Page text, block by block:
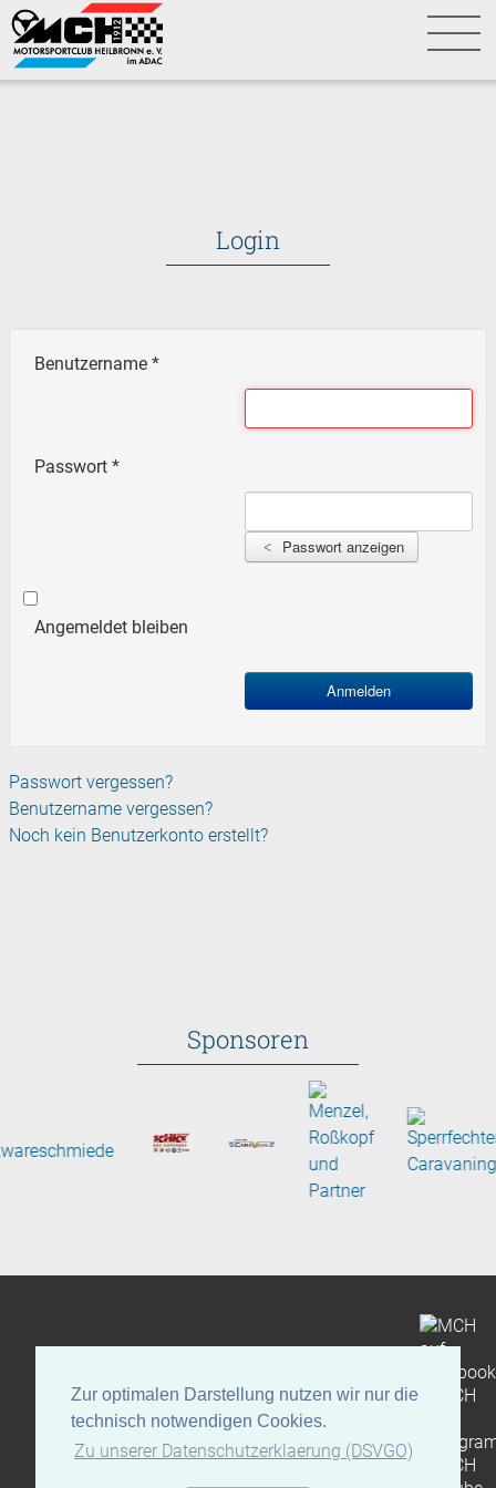
Zur optimalen Darstellung nutzen wir nur die
technisch notwendigen Cookies.
Zu unserer Datenschutzerklaerung (DSVGO)
Login
Benutzername *
Passwort *
Passwort anzeigen
Angemeldet bleiben
Anmelden
Passwort vergessen?
Benutzername vergessen?
Noch kein Benutzerkonto erstellt?
Sponsoren
Impressum Datenschutz